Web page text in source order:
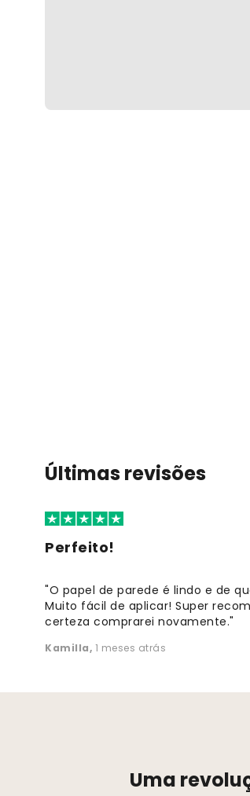
Últimas revisões
Perfeito!
"O papel de parede é lindo e de
Muito fácil de aplicar! Super
certeza comprarei novamente."
Kamilla, 1 meses atrás
Uma